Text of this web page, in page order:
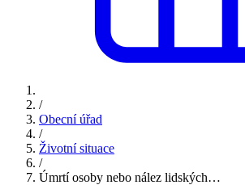
/
Obecní úřad
/
Životní situace
/
Úmrtí osoby nebo nález lidských…